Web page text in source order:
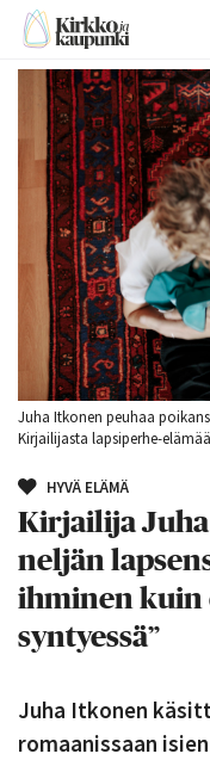
Juha Itkonen peuhaa
Kirjailijasta lapsiperhe-
HYVÄ ELÄMÄ
Kirjailija
neljän
ihminen kuin
syntyessä”
Juha Itkonen
romaanissaan